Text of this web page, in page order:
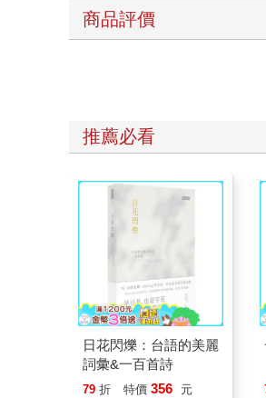
商品評價
推薦必看
日花閃爍：台語的美麗
詞彙&一百首詩
79 折 特價 356 元